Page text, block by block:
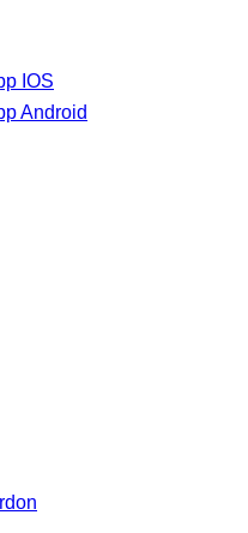
IOS
Android